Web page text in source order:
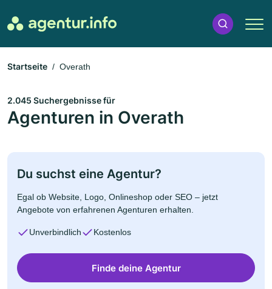
Startseite Overath
2.045 Suchergebnisse für
Agenturen in Overath
Du suchst eine Agentur?
Egal ob Website, Logo, Onlineshop oder SEO – jetzt
Angebote von erfahrenen Agenturen erhalten.
Unverbindlich Kostenlos
Finde deine Agentur